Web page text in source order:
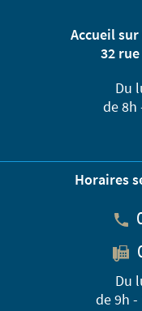
Accueil
32
Du
de 8h
Horaires
Du
de 9h -